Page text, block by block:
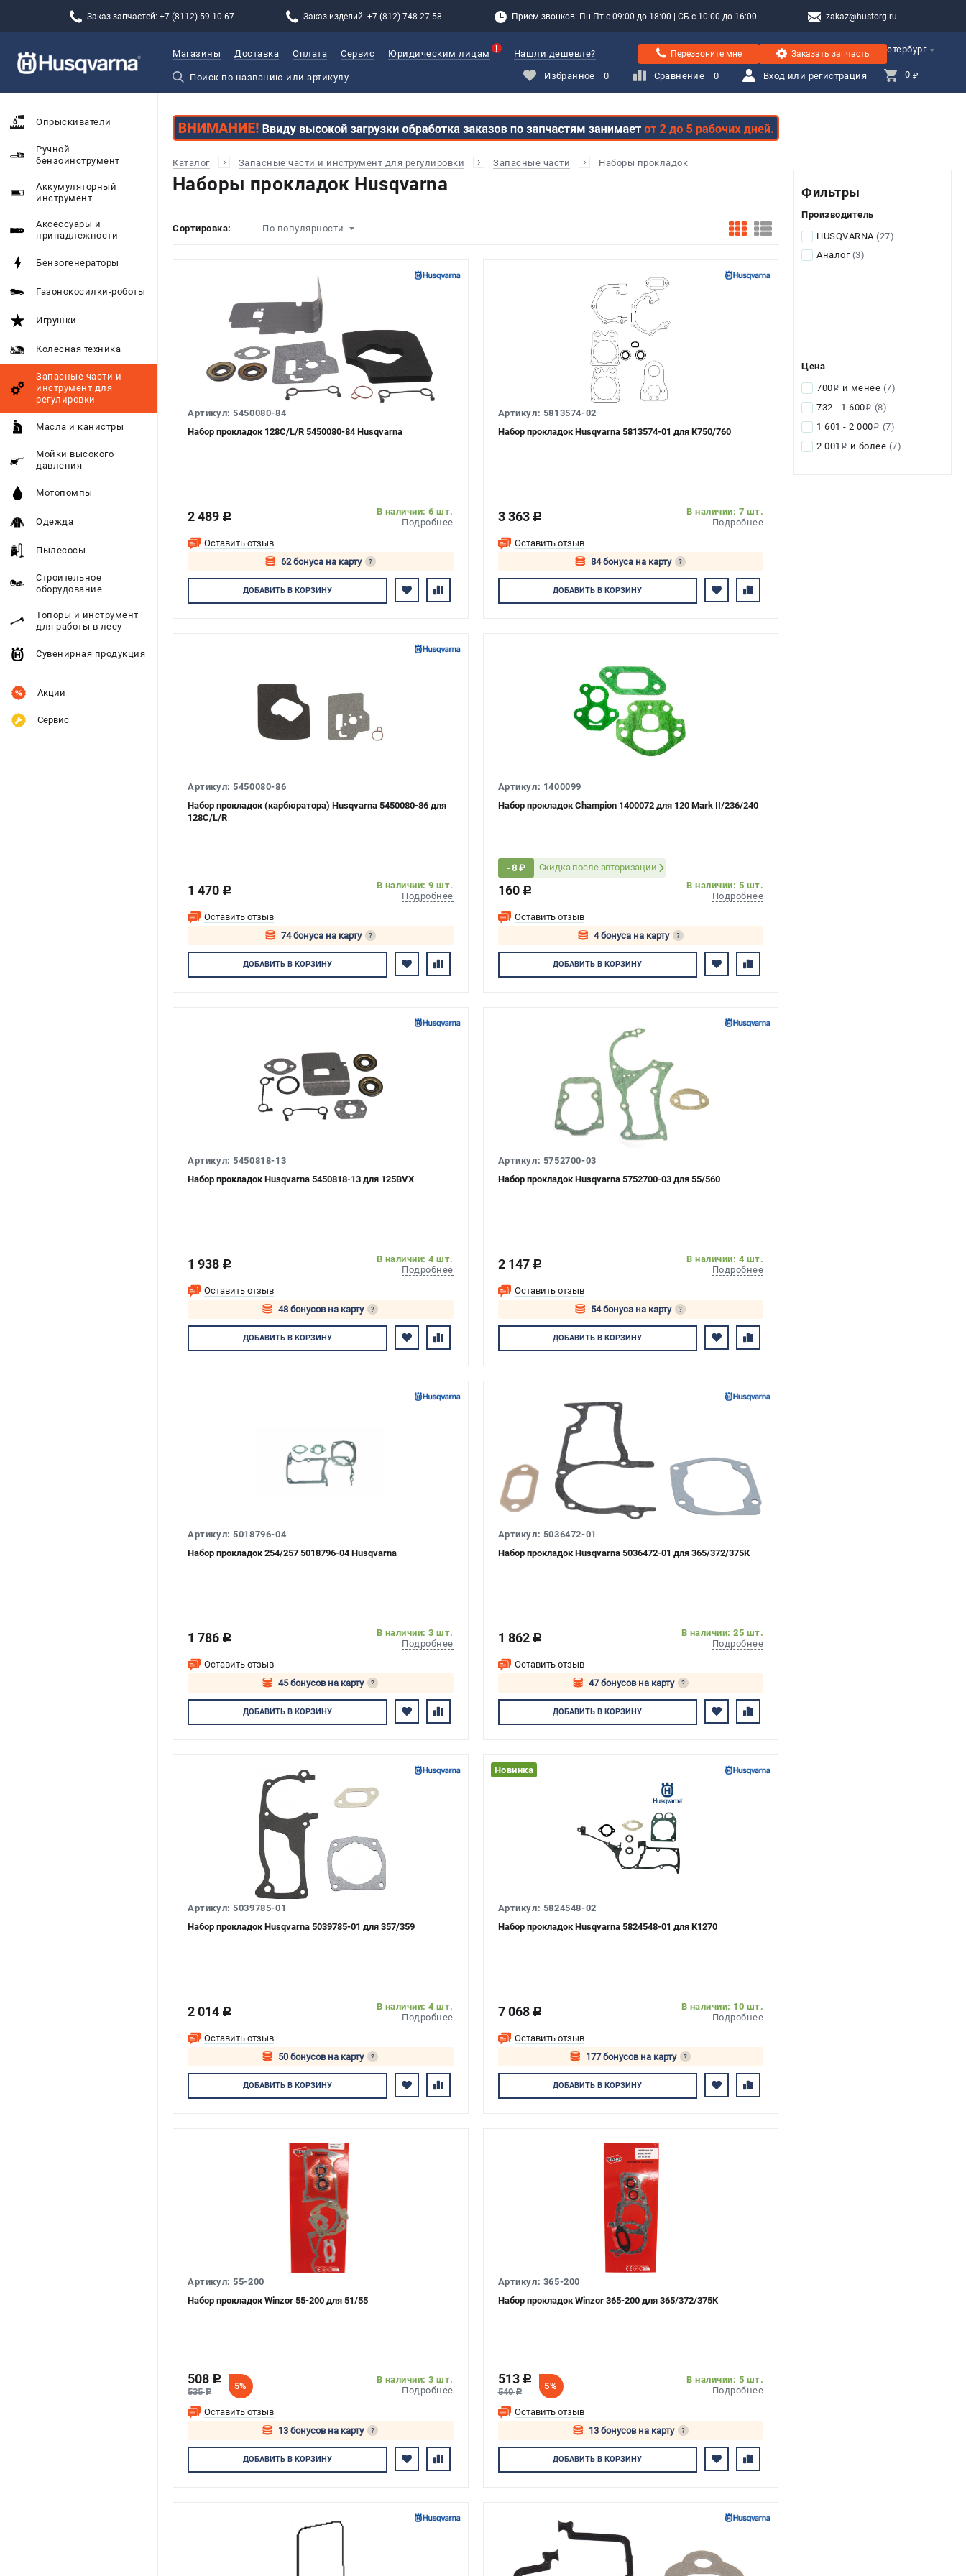
Заказ запчастей: +7 (8112) 59-10-67 Заказ изделий: +7 (812) 748-27-58 Прием звонков: Пн-Пт с 09:00 до 18:00 | СБ с 10:00 до 16:00 zakaz@hustorg.ru
Санкт-Петербург
Магазины Доставка Оплата Сервис Юридическим лицам Нашли дешевле? Перезвоните мне Заказать запчасть
Избранное 0 Сравнение 0 Вход или регистрация 0 ₽
Опрыскиватели
Ручной
бензоинструмент
Аккумуляторный
инструмент
Аксессуары и
принадлежности
Бензогенераторы
Газонокосилки-роботы
Игрушки
Колесная техника
Запасные части и
инструмент для
регулировки
Масла и канистры
Мойки высокого
давления
Мотопомпы
Одежда
Пылесосы
Строительное
оборудование
Топоры и инструмент
для работы в лесу
Сувенирная продукция
Акции
Сервис
Каталог Запасные части и инструмент для регулировки Запасные части Наборы прокладок
Наборы прокладок Husqvarna
Сортировка: По популярности
Артикул: 5450080-84
Набор прокладок 128C/L/R 5450080-84 Husqvarna
2 489 c
В наличии: 6 шт.
Подробнее
Оставить отзыв
62 бонуса на карту
?
Авторизуйтесь
ДОБАВИТЬВ КОРЗИНУ
Артикул: 5813574-02
Набор прокладок Husqvarna 5813574-01 для К750/760
3 363 c
В наличии: 7 шт.
Подробнее
Оставить отзыв
84 бонуса на карту
?
Авторизуйтесь
ДОБАВИТЬ В КОРЗИНУ
Артикул: 5450080-86
Набор прокладок (карбюратора) Husqvarna 5450080-86 для
128C/L/R
1 470 c
В наличии: 9 шт.
Подробнее
Оставить отзыв
74 бонуса на карту
?
Авторизуйтесь
ДОБАВИТЬВ КОРЗИНУ
Артикул: 1400099
Набор прокладок Champion 1400072 для 120 Mark II/236/240
- 8 ₽ Скидка после авторизации
160 c
В наличии: 5 шт.
Подробнее
Оставить отзыв
4 бонуса на карту
?
Авторизуйтесь
ДОБАВИТЬ В КОРЗИНУ
Артикул: 5450818-13
Набор прокладок Husqvarna 5450818-13 для 125BVX
1 938 c
В наличии: 4 шт.
Подробнее
Оставить отзыв
48 бонусов на карту
?
Авторизуйтесь
ДОБАВИТЬВ КОРЗИНУ
Артикул: 5752700-03
Набор прокладок Husqvarna 5752700-03 для 55/560
2 147 c
В наличии: 4 шт.
Подробнее
Оставить отзыв
54 бонуса на карту
?
Авторизуйтесь
ДОБАВИТЬ В КОРЗИНУ
Артикул: 5018796-04
Набор прокладок 254/257 5018796-04 Husqvarna
1 786 c
В наличии: 3 шт.
Подробнее
Оставить отзыв
45 бонусов на карту
?
Авторизуйтесь
ДОБАВИТЬВ КОРЗИНУ
Артикул: 5036472-01
Набор прокладок Husqvarna 5036472-01 для 365/372/375К
1 862 c
В наличии: 25 шт.
Подробнее
Оставить отзыв
47 бонусов на карту
?
Авторизуйтесь
ДОБАВИТЬ В КОРЗИНУ
Артикул: 5039785-01
Набор прокладок Husqvarna 5039785-01 для 357/359
2 014 c
В наличии: 4 шт.
Подробнее
Оставить отзыв
50 бонусов на карту
?
Авторизуйтесь
ДОБАВИТЬВ КОРЗИНУ
Новинка
Артикул: 5824548-02
Набор прокладок Husqvarna 5824548-01 для К1270
7 068 c
В наличии: 10 шт.
Подробнее
Оставить отзыв
177 бонусов на карту
?
Авторизуйтесь
ДОБАВИТЬ В КОРЗИНУ
Артикул: 55-200
Набор прокладок Winzor 55-200 для 51/55
508 c
535c
5%
В наличии: 3 шт.
Подробнее
Оставить отзыв
13 бонусов на карту
?
Авторизуйтесь
ДОБАВИТЬВ КОРЗИНУ
Артикул: 365-200
Набор прокладок Winzor 365-200 для 365/372/375K
513 c
540c
5%
В наличии: 5 шт.
Подробнее
Оставить отзыв
13 бонусов на карту
?
Авторизуйтесь
ДОБАВИТЬ В КОРЗИНУ
Фильтры
Производитель
HUSQVARNA (27)
Аналог (3)
Цена
700i и менее (7)
732 - 1 600i (8)
1 601 - 2 000i (7)
2 001 i и более (7)